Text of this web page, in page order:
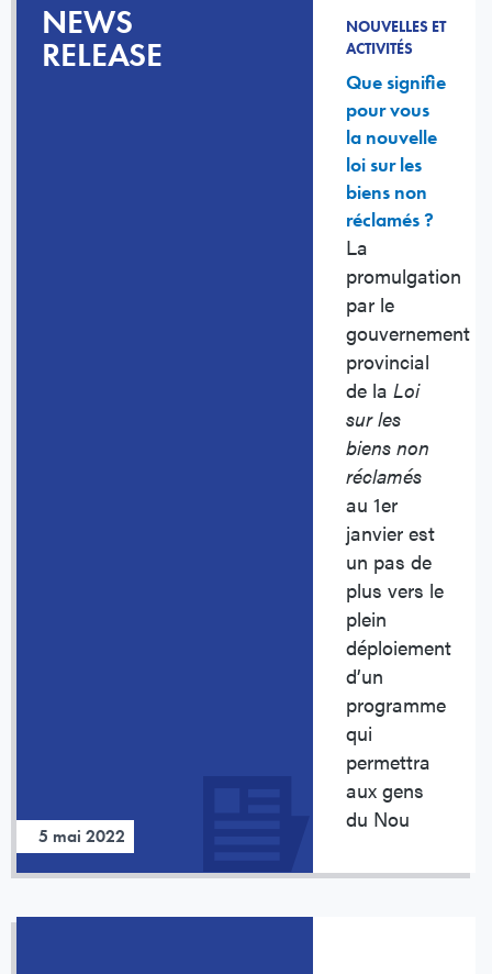
NEWS
RELEASE
5 mai 2022
NOUVELLES ET
ACTIVITÉS
Que signifie
pour vous
la nouvelle
loi sur les
biens non
réclamés ?
La
promulgation
par le
gouvernement
provincial
de la Loi
sur les
biens non
réclamés
au 1er
janvier est
un pas de
plus vers le
plein
déploiement
d’un
programme
qui
permettra
aux gens
du Nou